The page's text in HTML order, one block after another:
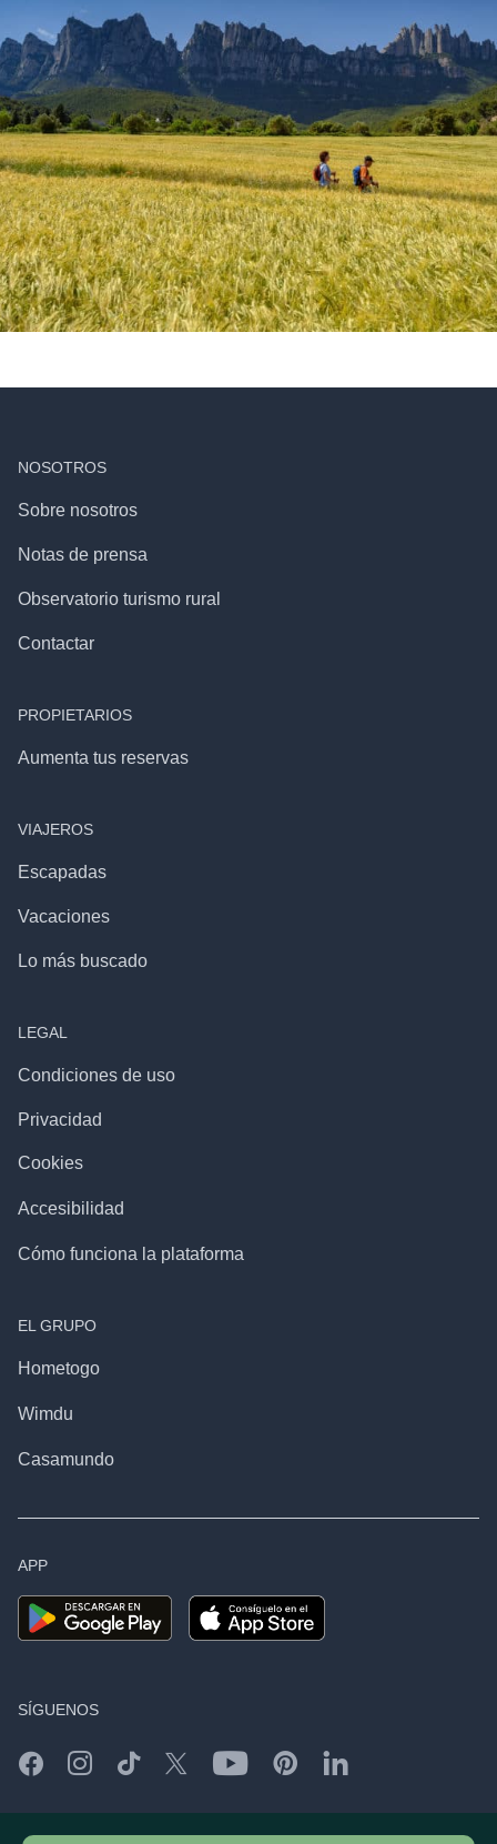
NOSOTROS
Sobre nosotros
Notas de prensa
Observatorio turismo rural
Contactar
PROPIETARIOS
Aumenta tus reservas
VIAJEROS
Escapadas
Vacaciones
Lo más buscado
LEGAL
Condiciones de uso
Privacidad
Cookies
Accesibilidad
Cómo funciona la plataforma
EL GRUPO
Hometogo
Wimdu
Casamundo
APP
SÍGUENOS